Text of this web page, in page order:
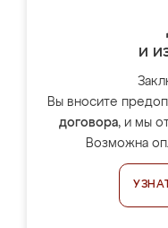
и
Вы вносите
договора, и мы
Возможна